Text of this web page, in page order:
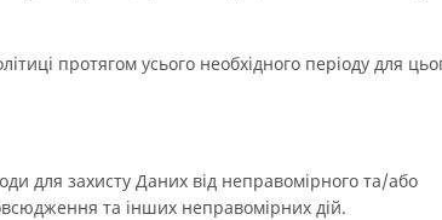
протягом усього необхідного періоду для
для захисту Даних від неправомірного та/або
та інших неправомірних дій.